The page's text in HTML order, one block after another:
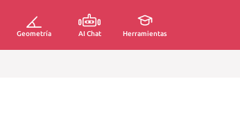
Geometría AI Chat Herramientas